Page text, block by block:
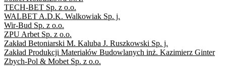
TECH-BET Sp. z o.o.
WALBET A.D.K. Walkowiak Sp. j.
Wir-Bud Sp. z o.o.
ZPU Arbet Sp. z o.o.
Zakład Betoniarski M. Kaluba J. Ruszkowski Sp. j.
Zakład Produkcji Materiałów Budowlanych inż. Kazimierz Ginter
Zbych-Pol & Mobet Sp. z o.o.